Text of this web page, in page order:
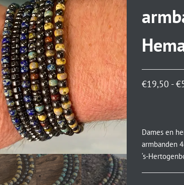
€19,50 - €
Dames en
armbanden
‘s-